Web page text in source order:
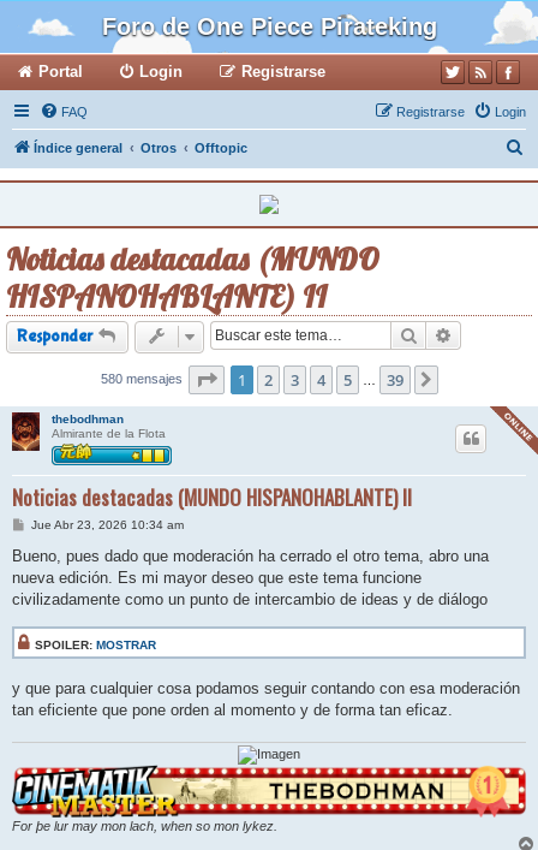
Foro de One Piece Pirateking
Portal Login Registrarse
FAQ Login
Registrarse
Índice general Otros Offtopic
c
Noticias destacadas (MUNDO
HISPANOHABLANTE) II
Responder Buscar
580 mensajes Página1 de 39
1 2 3 4 5 39
thebodhman
Almirante de la Flota
Noticias destacadas (MUNDO HISPANOHABLANTE) II
M
n
a
j
Jue Abr 23, 2026 10:34 am
Bueno, pues dado que moderación ha cerrado el otro tema, abro una
nueva edición. Es mi mayor deseo que este tema funcione
civilizadamente como un punto de intercambio de ideas y de diálogo
SPOILER: MOSTRAR
y que para cualquier cosa podamos seguir contando con esa moderación
tan eficiente que pone orden al momento y de forma tan eficaz.
For þe lur may mon lach, when so mon lykez.